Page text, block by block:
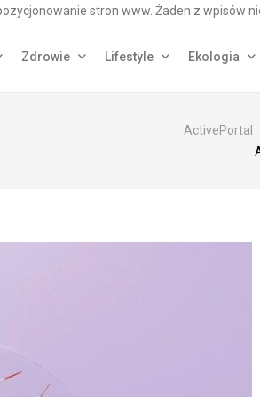
stron www. Żaden z wpisów
Zdrowie Lifestyle Ekologia
ActivePortal